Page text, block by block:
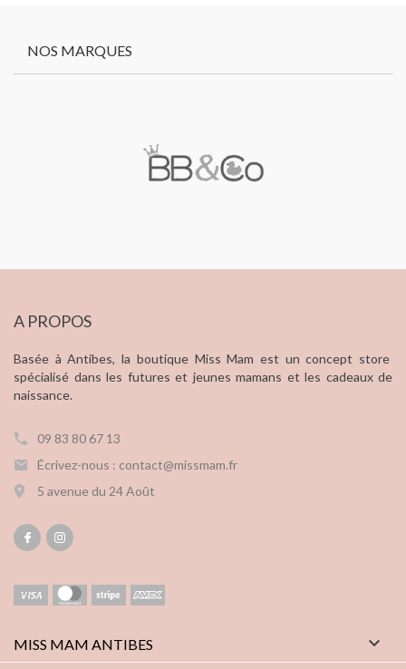
NOS MARQUES
A PROPOS
Basée à Antibes, la boutique Miss Mam est un concept store
spécialisé dans les futures et jeunes mamans et les cadeaux de
naissance.
09 83 80 67 13
Écrivez-nous : contact@missmam.fr
5 avenue du 24 Août
MISS MAM ANTIBES
